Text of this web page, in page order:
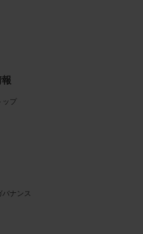
ップ
バナンス